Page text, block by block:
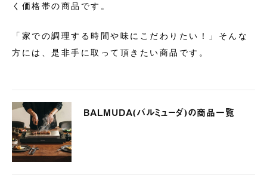
く価格帯の商品です。
「家での調理する時間や味にこだわりたい！」そんな
方には、是非手に取って頂きたい商品です。
BALMUDA(バルミューダ)の商品一覧